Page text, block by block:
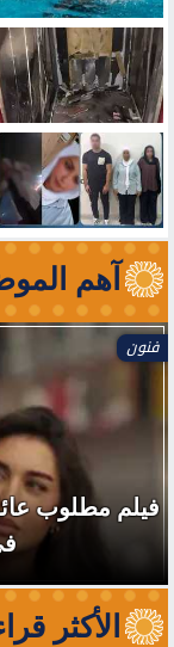
آهم
فنون
فيلم مطلوب
الأكثر